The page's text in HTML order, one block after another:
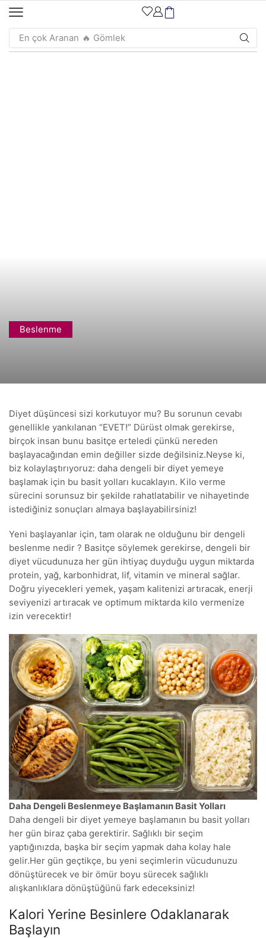
En çok Aranan 🔥 Gömlek
Beslenme
Diyet düşüncesi sizi korkutuyor mu? Bu sorunun cevabı
genellikle yankılanan “EVET!” Dürüst olmak gerekirse,
birçok insan bunu basitçe erteledi çünkü nereden
başlayacağından emin değiller sizde değilsiniz.Neyse ki,
biz kolaylaştırıyoruz: daha dengeli bir diyet yemeye
başlamak için bu basit yolları kucaklayın. Kilo verme
sürecini sorunsuz bir şekilde rahatlatabilir ve nihayetinde
istediğiniz sonuçları almaya başlayabilirsiniz!
Yeni başlayanlar için, tam olarak ne olduğunu bir dengeli
beslenme nedir ? Basitçe söylemek gerekirse, dengeli bir
diyet vücudunuza her gün ihtiyaç duyduğu uygun miktarda
protein, yağ, karbonhidrat, lif, vitamin ve mineral sağlar.
Doğru yiyecekleri yemek, yaşam kalitenizi artıracak, enerji
seviyenizi artıracak ve optimum miktarda kilo vermenize
izin verecektir!
Daha Dengeli Beslenmeye Başlamanın Basit Yolları
Daha dengeli bir diyet yemeye başlamanın bu basit yolları
her gün biraz çaba gerektirir. Sağlıklı bir seçim
yaptığınızda, başka bir seçim yapmak daha kolay hale
gelir.Her gün geçtikçe, bu yeni seçimlerin vücudunuzu
dönüştürecek ve bir ömür boyu sürecek sağlıklı
alışkanlıklara dönüştüğünü fark edeceksiniz!
Kalori Yerine Besinlere Odaklanarak
Başlayın